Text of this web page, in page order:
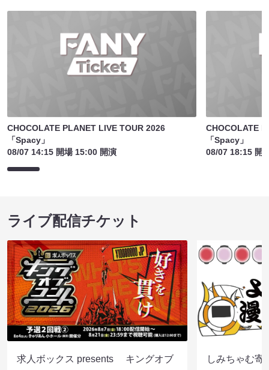
CHOCOLATE PLANET LIVE TOUR 2026
「Spacy」
08/07 14:15 開場 15:00 開演
CHOCOLATE
「Spacy」
08/07 18:15 開
ライブ配信チケット
求人ボックス presents キングオブ
しみちゃむ